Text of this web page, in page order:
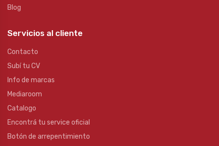
Blog
Servicios al cliente
Contacto
Subí tu CV
Info de marcas
Mediaroom
Catalogo
Encontrá tu service oficial
Botón de arrepentimiento